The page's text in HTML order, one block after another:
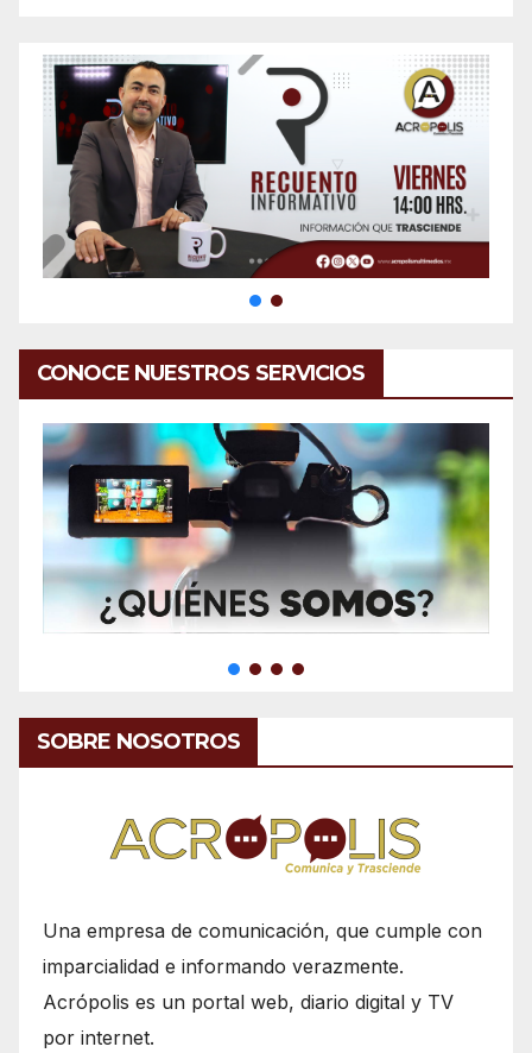
CONOCE NUESTROS SERVICIOS
SOBRE NOSOTROS
Una empresa de comunicación, que cumple con
imparcialidad e informando verazmente.
Acrópolis es un portal web, diario digital y TV
por internet.